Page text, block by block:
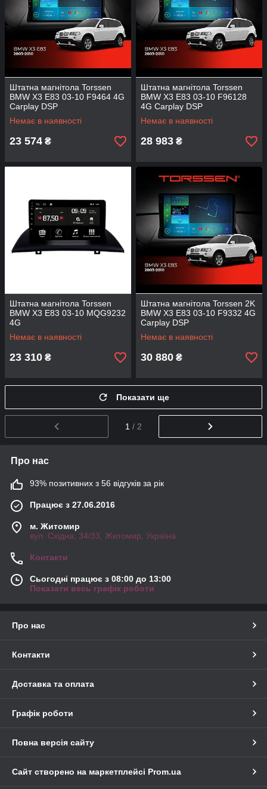
Штатна магнітола Torssen
BMW X3 E83 03-10 F9464 4G
Carplay DSP
Немає в наявності
23 574 ₴
Штатна магнітола Torssen
BMW X3 E83 03-10 F96128
4G Carplay DSP
Немає в наявності
28 983 ₴
Штатна магнітола Torssen
BMW X3 E83 03-10 MQG9232
4G
Немає в наявності
23 310 ₴
Штатна магнітола Torssen 2K
BMW X3 E83 03-10 F9332 4G
Carplay DSP
Немає в наявності
30 880 ₴
Показати ще
1 / 2
Про нас
93% позитивних з 56 відгуків за рік
Працює з 27.06.2016
м. Житомир
вул. Східна, 34/33, Житомир, Україна
Контакти
Сьогодні працює з 08:00 до 13:00
Показати весь графік роботи
Про нас
Контакти
Доставка та оплата
Графік роботи
Повна версія сайту
Сайт створено на маркетплейсі Prom.ua